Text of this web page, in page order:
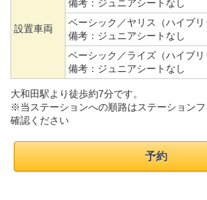
設置車両
備考： ジュニアシートなし
ベーシック／ヤリス（ハイブリ
備考： ジュニアシートなし
ベーシック／ライズ（ハイブリ
備考： ジュニアシートなし
大和田駅より徒歩約7分です。
※当ステーションへの順路はステーション
確認ください
予約